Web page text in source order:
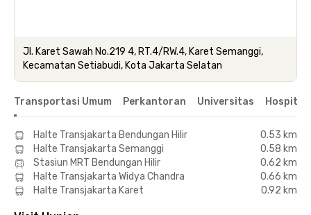
Jl. Karet Sawah No.219 4, RT.4/RW.4, Karet Semanggi,
Kecamatan Setiabudi, Kota Jakarta Selatan
Transportasi Umum Perkantoran Universitas Hospital
Halte Transjakarta Bendungan Hilir
0.53 km
Halte Transjakarta Semanggi
0.58 km
Stasiun MRT Bendungan Hilir
0.62 km
Halte Transjakarta Widya Chandra
0.66 km
Halte Transjakarta Karet
0.92 km